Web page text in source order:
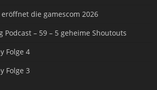
die gamescom 2026
Podcast – 59 – 5 geheime Shoutouts
Folge 4
Folge 3